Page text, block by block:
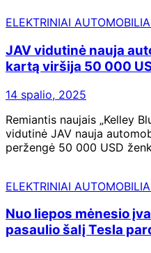
ELEKTRINIAI
JAV vidutinė nauja
kartą viršija 50 000
14 spalio, 2025
Remiantis naujais „Kelley
vidutinė JAV nauja
peržengė 50 000 USD
ELEKTRINIAI
Nuo liepos mėnesio
pasaulio šalį Tesla